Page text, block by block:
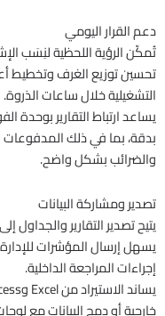
دعم القرار اليومي
تُمكّن الرؤية اللحظية لنِسَب
تحسين توزيع الغرف وتخطيط
التشغيلية خلال ساعات الذروة.
يساعد ارتباط التقارير بوحدة
بدقة، بما في ذلك المدفوعات
والضرائب بشكل واضح.
تصدير ومشاركة البيانات
يسهل إرسال المؤشرات
إجراءات المراجعة الداخلية.
خارجية أو دمج البيانات مع